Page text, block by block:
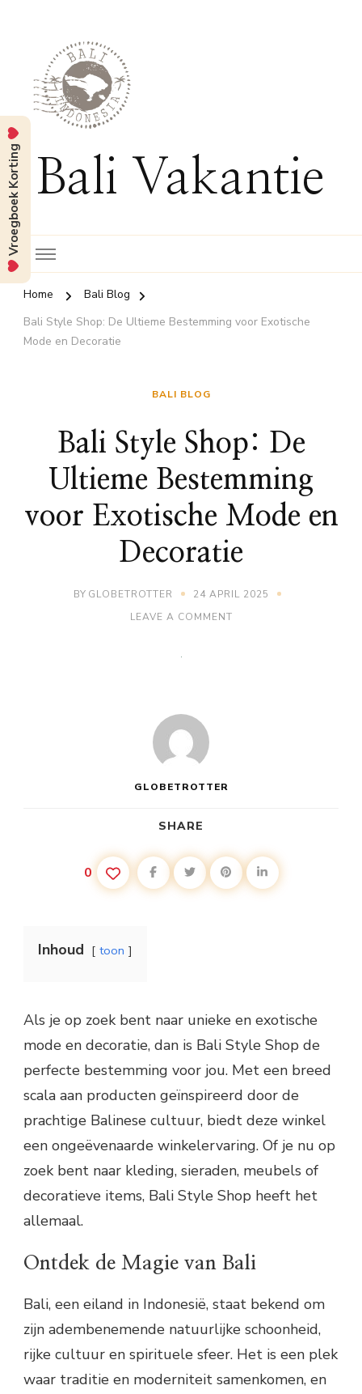
Bali Vakantie
Home
Bali Blog
Bali Style Shop: De Ultieme Bestemming voor Exotische
Mode en Decoratie
BALI BLOG
Bali Style Shop: De
Ultieme Bestemming
voor Exotische Mode en
Decoratie
BY GLOBETROTTER
24 APRIL 2025
LEAVE A COMMENTON
GLOBETROTTER
SHARE
0
Inhoud toon
Als je op zoek bent naar unieke en exotische
mode en decoratie, dan is Bali Style Shop de
perfecte bestemming voor jou. Met een breed
scala aan producten geïnspireerd door de
prachtige Balinese cultuur, biedt deze winkel
een ongeëvenaarde winkelervaring. Of je nu op
zoek bent naar kleding, sieraden, meubels of
decoratieve items, Bali Style Shop heeft het
allemaal.
Ontdek de Magie van Bali
Bali, een eiland in Indonesië, staat bekend om
zijn adembenemende natuurlijke schoonheid,
rijke cultuur en spirituele sfeer. Het is een plek
waar traditie en moderniteit samenkomen, en
Vroegboek Korting